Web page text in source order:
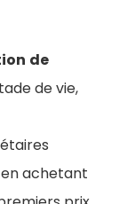
de
de vie,
achetant